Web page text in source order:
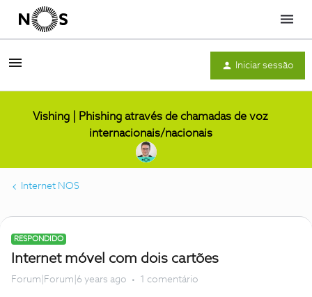
Menu
Iniciar sessão
Vishing | Phishing através de chamadas de voz
internacionais/nacionais
Internet NOS
RESPONDIDO
Internet móvel com dois cartões
Forum|Forum|6 years ago 1 comentário